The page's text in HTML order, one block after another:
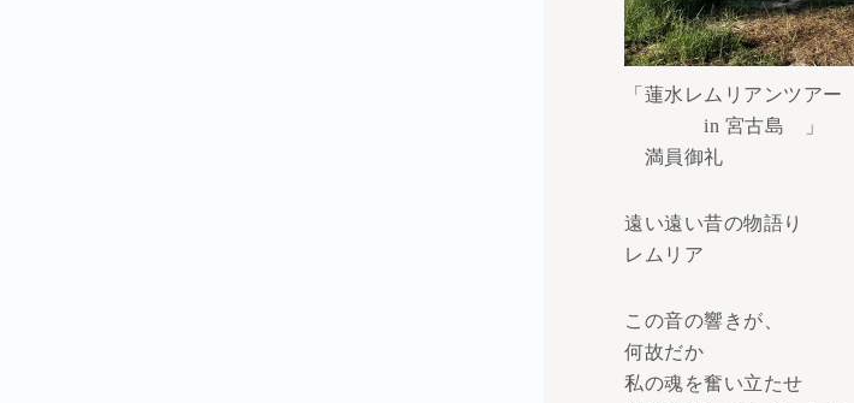
「蓮水レムリアンツアー
in 宮古島 」
満員御礼
遠い遠い昔の物語り
レムリア
この音の響きが、
何故だか
私の魂を奮い立たせ